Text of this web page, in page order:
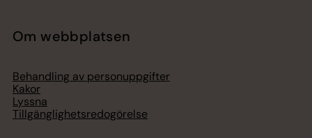
Om webbplatsen
Behandling av personuppgifter
Kakor
Lyssna
Tillgänglighetsredogörelse